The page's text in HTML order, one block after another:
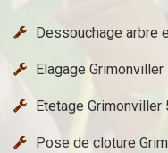
Dessouchage arbre
Elagage
Etetage Grimonviller
Pose de cloture